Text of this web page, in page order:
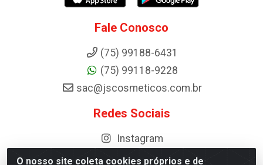
O nosso site coleta cookies próprios e de
Fale Conosco
(75) 99188-6431
(75) 99118-9228
sac@jscosmeticos.com.br
Redes Sociais
Instagram